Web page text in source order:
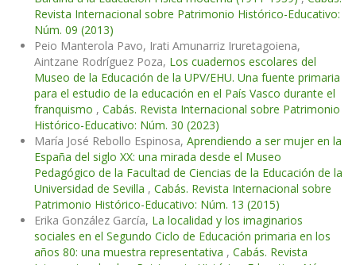
Revista Internacional sobre Patrimonio Histórico-Educativo:
Núm. 09 (2013)
Peio Manterola Pavo, Irati Amunarriz Iruretagoiena,
Aintzane Rodríguez Poza, Los cuadernos escolares del
Museo de la Educación de la UPV/EHU. Una fuente primaria
para el estudio de la educación en el País Vasco durante el
franquismo , Cabás. Revista Internacional sobre Patrimonio
Histórico-Educativo: Núm. 30 (2023)
María José Rebollo Espinosa, Aprendiendo a ser mujer en la
España del siglo XX: una mirada desde el Museo
Pedagógico de la Facultad de Ciencias de la Educación de la
Universidad de Sevilla , Cabás. Revista Internacional sobre
Patrimonio Histórico-Educativo: Núm. 13 (2015)
Erika González García, La localidad y los imaginarios
sociales en el Segundo Ciclo de Educación primaria en los
años 80: una muestra representativa , Cabás. Revista